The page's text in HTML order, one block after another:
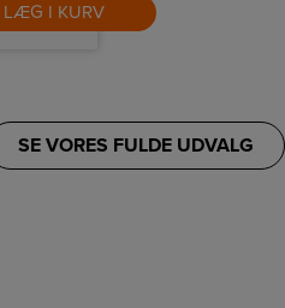
LÆG I KURV
SE VORES FULDE UDVALG